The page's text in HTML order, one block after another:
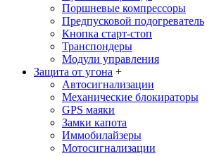
Поршневые компрессоры
Предпусковой подогреватель
Кнопка старт-стоп
Транспондеры
Модули управления
Защита от угона +
Автосигнализации
Механические блoкираторы
GPS маяки
Замки капота
Иммобилайзеры
Мотосигнализации